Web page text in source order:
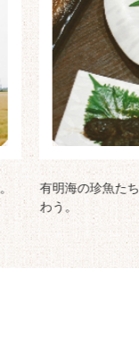
有明海の珍魚た
わう。